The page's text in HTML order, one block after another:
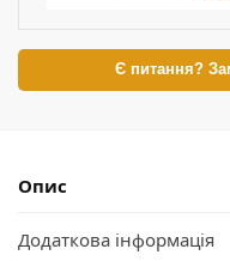
Є питання?
Опис
Додаткова інформація